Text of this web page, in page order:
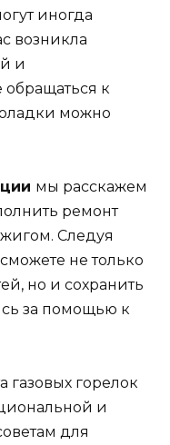
иногда
возникла
и
к
можно
мы расскажем
ремонт
Следуя
не только
но и сохранить
за помощью к
газовых горелок
и
для